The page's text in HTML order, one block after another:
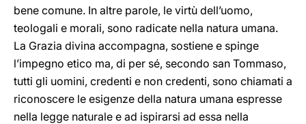
bene comune. In altre parole, le virtù dell’uomo,
teologali e morali, sono radicate nella natura umana.
La Grazia divina accompagna, sostiene e spinge
l’impegno etico ma, di per sé, secondo san Tommaso,
tutti gli uomini, credenti e non credenti, sono chiamati a
riconoscere le esigenze della natura umana espresse
nella legge naturale e ad ispirarsi ad essa nella